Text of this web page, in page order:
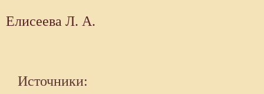
Елисеева Л. А.
Источники: